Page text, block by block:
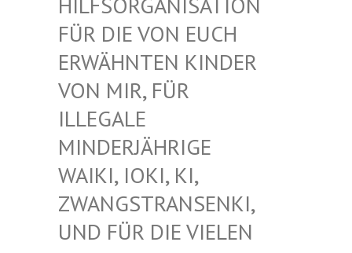
DIE VON EUCH ERWÄ
HNTEN KINDER VON
MIR, FÜR ILLE
GALE MIND
ERJÄHRIGE WAIK
I, IOKI, KI, ZWAN
GSTRANSENKI, UND
FÜR DIE VIELEN ANDE